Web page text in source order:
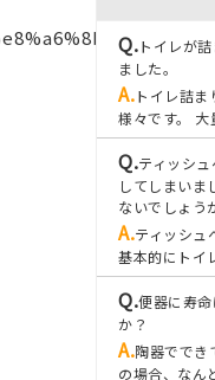
トイレが
ました。
トイレ詰ま
様々です。 大
ティッシ
してしまいま
ないでしょう
ティッシュ
基本的にトイ
便器に寿
か？
陶器ででき
の場合、なん